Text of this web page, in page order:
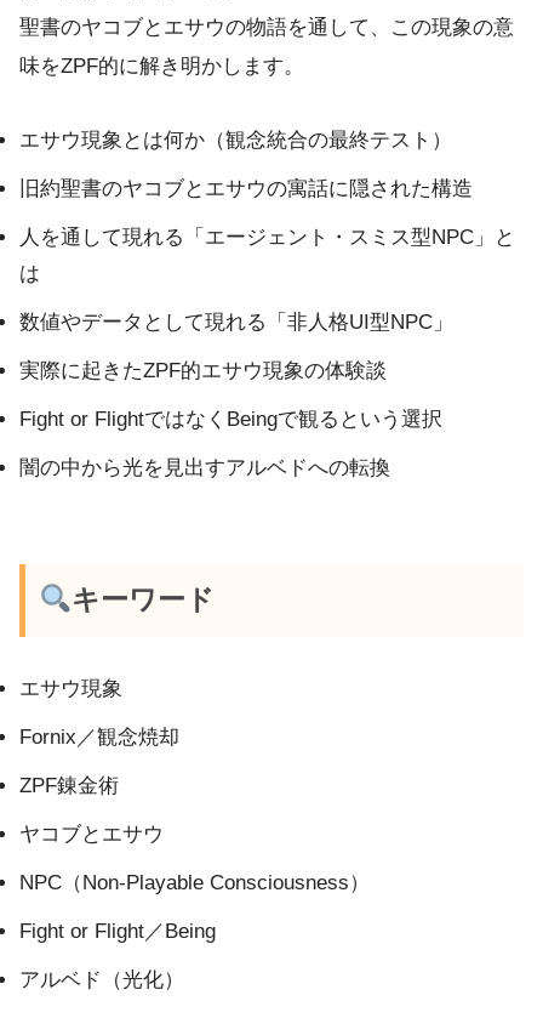
聖書のヤコブとエサウの物語を通して、この現象の意
味をZPF的に解き明かします。
エサウ現象とは何か（観念統合の最終テスト）
旧約聖書のヤコブとエサウの寓話に隠された構造
人を通して現れる「エージェント・スミス型NPC」と
は
数値やデータとして現れる「非人格UI型NPC」
実際に起きたZPF的エサウ現象の体験談
Fight or FlightではなくBeingで観るという選択
闇の中から光を見出すアルベドへの転換
キーワード
エサウ現象
Fornix／観念焼却
ZPF錬金術
ヤコブとエサウ
NPC（Non-Playable Consciousness）
Fight or Flight／Being
アルベド（光化）